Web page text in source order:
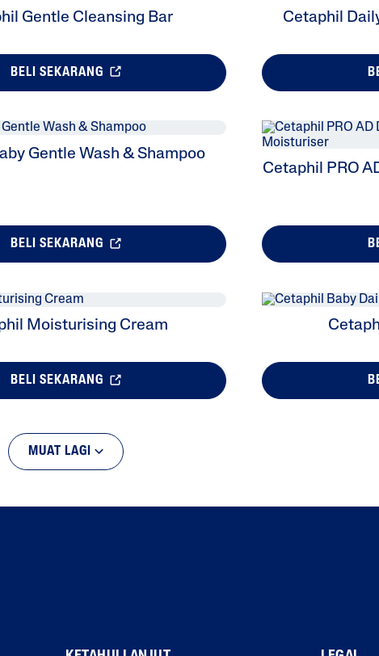
Gentle Cleansing Bar
BELI SEKARANG
Cetaphil
Gentle Wash & Shampoo
BELI SEKARANG
Cetaphil PRO
Moisturising Cream
BELI SEKARANG
MUAT LAGI